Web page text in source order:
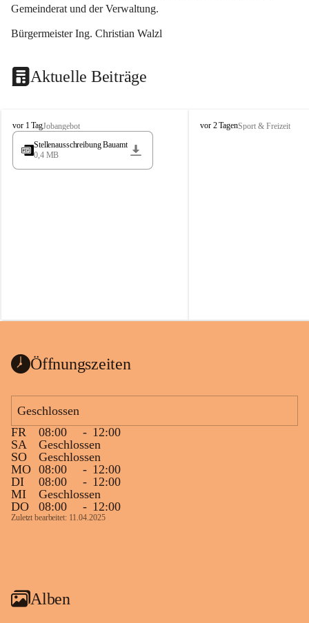
Gemeinderat und der Verwaltung.
Bürgermeister Ing. Christian Walzl
Aktuelle Beiträge
S
t
s
vor 1 TagJobangebot
Stellenausschreibung Bauamt
0,4 MB
S
vor 2 TagenSport & Freizeit
Öffnungszeiten
Geschlossen
FR
08:00 - 12:00
SA
Geschlossen
SO
Geschlossen
MO 08:00 - 12:00
DI
08:00 - 12:00
MI
Geschlossen
DO
08:00 - 12:00
Zuletzt bearbeitet: 11.04.2025
Alben